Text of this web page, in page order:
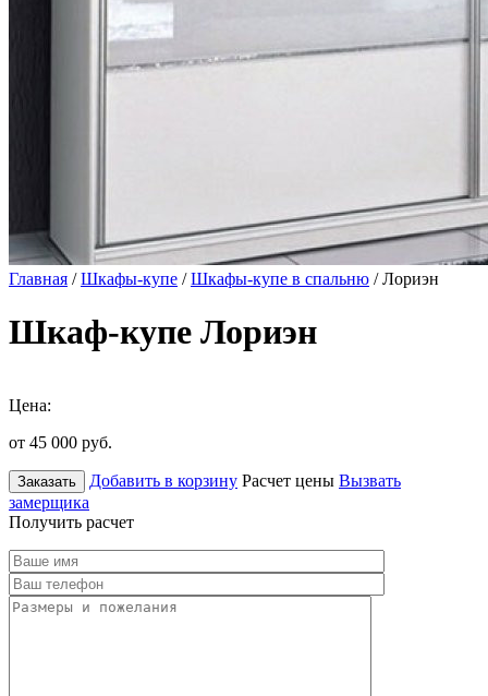
Главная /Шкафы-купе /Шкафы-купе в спальню / Лориэн
Шкаф-купе Лориэн
Цена:
от 45 000 руб.
Заказать Добавить в корзину Расчет цены Вызвать
замерщика
Получить расчет